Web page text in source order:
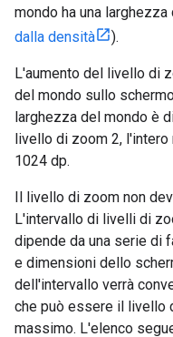
mondo ha una
dalla densità
).
L'aumento del livello di
del mondo sullo
larghezza del mondo è
livello di zoom 2, l'intero
1024 dp.
Il livello di zoom non
L'intervallo di livelli di
dipende da una serie di
e dimensioni dello
dell'intervallo verrà
che può essere il livello
massimo. L'elenco